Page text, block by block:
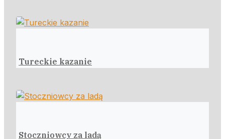
Tureckie kazanie
Stoczniowcy za ladą